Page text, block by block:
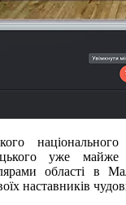
національного
уже
області в
наставників